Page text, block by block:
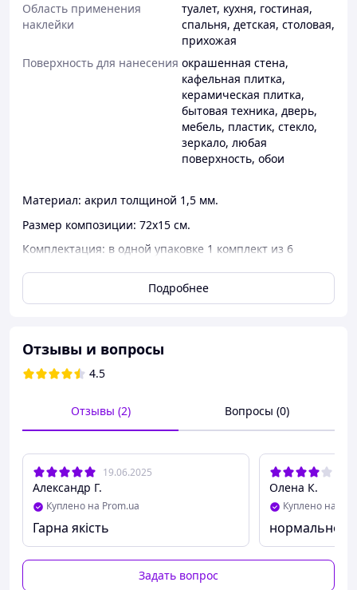
Область применения
наклейки
туалет, кухня, гостиная,
спальня, детская, столовая,
прихожая
Поверхность для нанесения окрашенная стена,
кафельная плитка,
керамическая плитка,
бытовая техника, дверь,
мебель, пластик, стекло,
зеркало, любая
поверхность, обои
Материал: акрил толщиной 1,5 мм.
Размер композиции: 72х15 см.
Комплектация: в одной упаковке 1 комплект из 6
Наклейка покрыта защитной пленкой, которую надо
снять после монтажа изделия.
Подробнее
Отзывы и вопросы
4.5
Отзывы (2) Вопросы (0)
19.06.2025
Александр Г.
Куплено на Prom.ua
Гарна якість
Олена К.
Куплено на
нормально
Задать вопрос